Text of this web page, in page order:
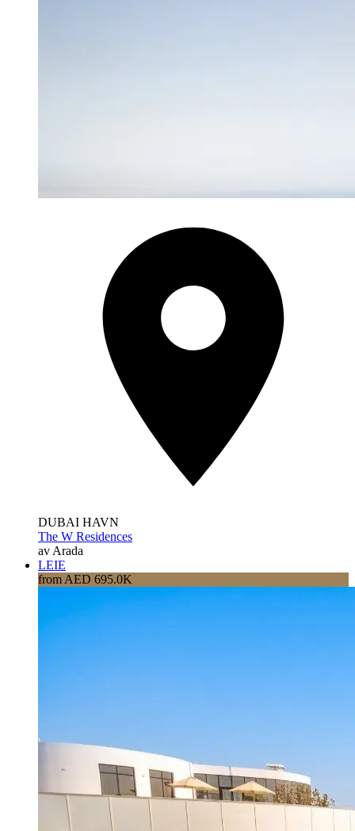
DUBAI HAVN
The W Residences
av Arada
LEIE
from AED 695.0K